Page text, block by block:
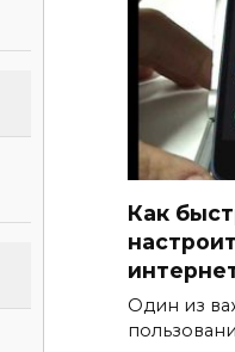
Как
Один из